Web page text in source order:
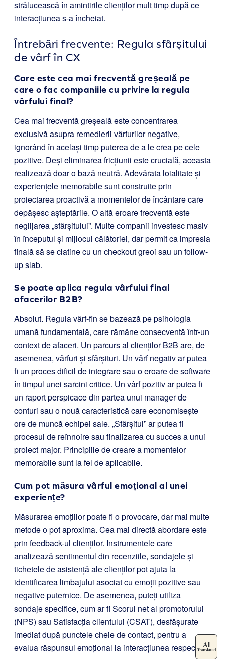
strălucească în amintirile clienților mult timp după ce
interacțiunea s-a încheiat.
Întrebări frecvente: Regula sfârșitului
de vârf în CX
Care este cea mai frecventă greșeală pe
care o fac companiile cu privire la regula
vârfului final?
Cea mai frecventă greșeală este concentrarea
exclusivă asupra remedierii vârfurilor negative,
ignorând în același timp puterea de a le crea pe cele
pozitive. Deși eliminarea fricțiunii este crucială, aceasta
realizează doar o bază neutră. Adevărata loialitate și
experiențele memorabile sunt construite prin
proiectarea proactivă a momentelor de încântare care
depășesc așteptările. O altă eroare frecventă este
neglijarea „sfârșitului”. Multe companii investesc masiv
în începutul și mijlocul călătoriei, dar permit ca impresia
finală să se clatine cu un checkout greoi sau un follow-
up slab.
Se poate aplica regula vârfului final
afacerilor B2B?
Absolut. Regula vârf-fin se bazează pe psihologia
umană fundamentală, care rămâne consecventă într-un
context de afaceri. Un parcurs al clienților B2B are, de
asemenea, vârfuri și sfârșituri. Un vârf negativ ar putea
fi un proces dificil de integrare sau o eroare de software
în timpul unei sarcini critice. Un vârf pozitiv ar putea fi
un raport perspicace din partea unui manager de
conturi sau o nouă caracteristică care economisește
ore de muncă echipei sale. „Sfârșitul” ar putea fi
procesul de reînnoire sau finalizarea cu succes a unui
proiect major. Principiile de creare a momentelor
memorabile sunt la fel de aplicabile.
Cum pot măsura vârful emoțional al unei
experiențe?
Măsurarea emoțiilor poate fi o provocare, dar mai multe
metode o pot aproxima. Cea mai directă abordare este
prin feedback-ul clienților. Instrumentele care
analizează sentimentul din recenziile, sondajele și
tichetele de asistență ale clienților pot ajuta la
identificarea limbajului asociat cu emoții pozitive sau
negative puternice. De asemenea, puteți utiliza
sondaje specifice, cum ar fi Scorul net al promotorului
(NPS) sau Satisfacția clientului (CSAT), desfășurate
imediat după punctele cheie de contact, pentru a
evalua răspunsul emoțional la interacțiunea respectivă.